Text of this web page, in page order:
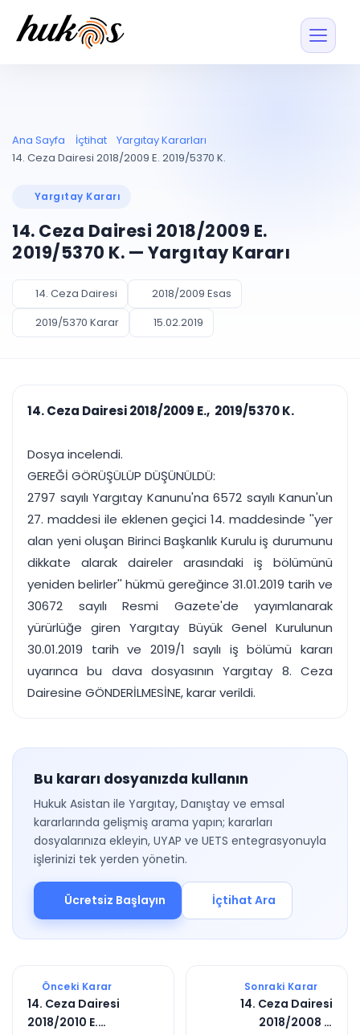
Entegrasyonu
UYAP ile otomatik
UYAP Evrak
Entegrasyonu
UETS Entegrasyonu
Tebligatları anında
Müvekkil ve taraf
Vekalet
PLANLAMA & TAKİP
Pano ve Takip
Duruşma ve görev
takvimi
Bildirim
takibi
Tek panelde uçtan uca yönetim
UYAP & UETS entegrasyonundan finansa, hepsi bir arada.
Tüm özellikleri inceleyin Ücretsiz Başlayın
Blog
Ücretsiz Başlayın Giriş Yap
Ana Sayfa İçtihat
Yargıtay Kararları
14. Ceza Dairesi 2018/2009 E. 2019/5370 K.
Yargıtay Kararı
14. Ceza Dairesi 2018/2009 E.
2019/5370 K. — Yargıtay Kararı
14. Ceza Dairesi
2018/2009 Esas
2019/5370 Karar
15.02.2019
14. Ceza Dairesi 2018/2009 E., 2019/5370 K.
Dosya incelendi.
GEREĞİ GÖRÜŞÜLÜP DÜŞÜNÜLDÜ:
2797 sayılı Yargıtay Kanunu'na 6572 sayılı Kanun'un
27. maddesi ile eklenen geçici 14. maddesinde ''yer
alan yeni oluşan Birinci Başkanlık Kurulu iş durumunu
dikkate alarak daireler arasındaki iş bölümünü
yeniden belirler'' hükmü gereğince 31.01.2019 tarih ve
30672 sayılı Resmi Gazete'de yayımlanarak
yürürlüğe giren Yargıtay Büyük Genel Kurulunun
30.01.2019 tarih ve 2019/1 sayılı iş bölümü kararı
uyarınca bu dava dosyasının Yargıtay 8. Ceza
Dairesine GÖNDERİLMESİNE, karar verildi.
Bu kararı dosyanızda kullanın
Hukuk Asistan ile Yargıtay, Danıştay ve emsal
kararlarında gelişmiş arama yapın; kararları
dosyalarınıza ekleyin, UYAP ve UETS entegrasyonuyla
işlerinizi tek yerden yönetin.
Ücretsiz Başlayın İçtihat Ara
Önceki Karar
14. Ceza Dairesi
2018/2010 E.
Sonraki Karar
14. Ceza Dairesi
2018/2008 E.